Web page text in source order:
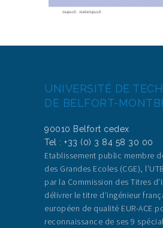
UNIVERSITÉ DE
DE BELFORT-
90010 Belfort cedex
Tel : +33 (0) 3 84 58 30 00
Etablissement public membre
des Grandes Ecoles (CGE),
par la Commission des Titres
délivrer le titre d’ingénieur
européen de qualité EUR-ACE
reconnaissance de ses 9